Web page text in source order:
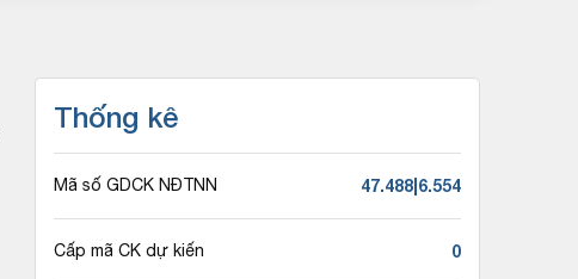
Thống kê
Mã số GDCK NĐTNN 47.488|6.554
Cấp mã CK dự kiến 0